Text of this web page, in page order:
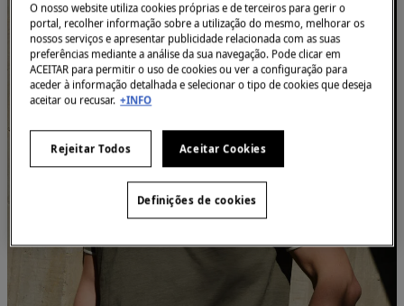
O nosso website utiliza cookies próprias e de terceiros para gerir o
portal, recolher informação sobre a utilização do mesmo, melhorar os
nossos serviços e apresentar publicidade relacionada com as suas
preferências mediante a análise da sua navegação. Pode clicar em
ACEITAR para permitir o uso de cookies ou ver a configuração para
aceder à informação detalhada e selecionar o tipo de cookies que deseja
aceitar ou recusar. +INFO
Rejeitar Todos Aceitar Cookies
Definições de cookies